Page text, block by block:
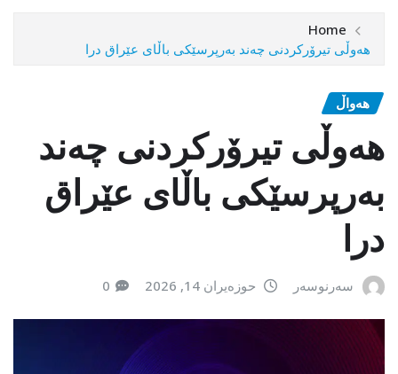
Home
هەوڵی تیرۆرکردنی چەند بەرپرسێکی باڵای عێراق درا
هەواڵ
هەوڵی تیرۆرکردنی چەند
بەرپرسێکی باڵای عێراق
درا
سەرنوسەر حوزەیران 14, 2026 0